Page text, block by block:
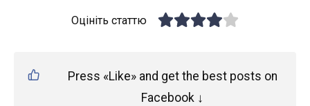
Оцініть статтю
Press «Like» and get the best posts on
Facebook ↓